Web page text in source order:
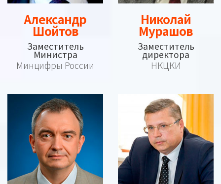
Александр
Шойтов
Заместитель
Министра
Минцифры России
Николай
Мурашов
Заместитель
директора
НКЦКИ